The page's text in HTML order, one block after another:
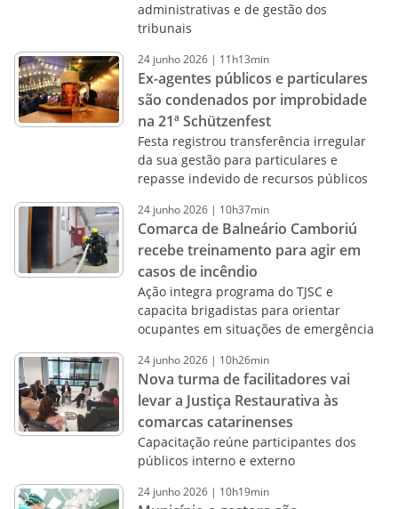
administrativas e de gestão dos
tribunais
24 junho2026 | 11h13min
Ex-agentes públicos e particulares
são condenados por improbidade
na 21ª Schützenfest
Festa registrou transferência irregular
da sua gestão para particulares e
repasse indevido de recursos públicos
24 junho2026 | 10h37min
Comarca de Balneário Camboriú
recebe treinamento para agir em
casos de incêndio
Ação integra programa do TJSC e
capacita brigadistas para orientar
ocupantes em situações de emergência
24 junho2026 | 10h26min
Nova turma de facilitadores vai
levar a Justiça Restaurativa às
comarcas catarinenses
Capacitação reúne participantes dos
públicos interno e externo
24 junho2026 | 10h19min